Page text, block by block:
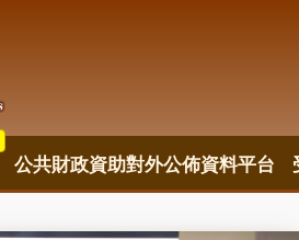
公共財政資助對外公佈資料平台